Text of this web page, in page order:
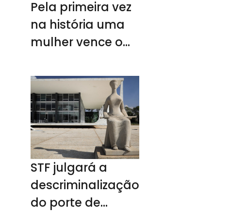
Pela primeira vez
na história uma
mulher vence o
Nacional
STF julgará a
descriminalização
do porte de